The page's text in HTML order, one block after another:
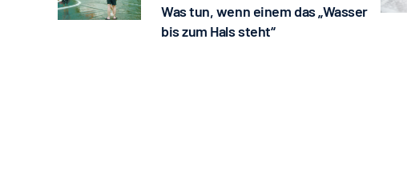
Was tun, wenn einem das „Wasser
bis zum Hals steht“